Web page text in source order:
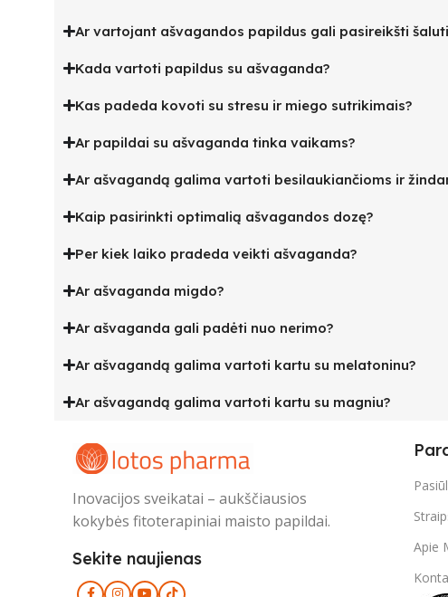
Ar vartojant ašvagandos papildus gali pasireikšti
Kada vartoti papildus su ašvaganda?
Kas padeda kovoti su stresu ir miego sutrikimais?
Ar papildai su ašvaganda tinka vaikams?
Ar ašvagandą galima vartoti besilaukiančioms ir
Kaip pasirinkti optimalią ašvagandos dozę?
Per kiek laiko pradeda veikti ašvaganda?
Ar ašvaganda migdo?
Ar ašvaganda gali padėti nuo nerimo?
Ar ašvagandą galima vartoti kartu su melatoninu?
Ar ašvagandą galima vartoti kartu su magniu?
Inovacijos sveikatai – aukščiausios
kokybės fitoterapiniai maisto papildai.
Sekite naujienas
Apie